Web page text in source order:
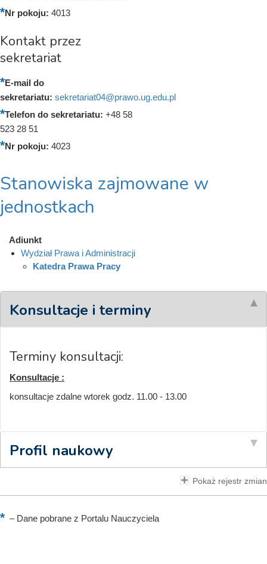
Nr pokoju: 4013
Kontakt przez
sekretariat
E-mail do
sekretariatu: sekretariat04@prawo.ug.edu.pl
Telefon do sekretariatu: +48 58
523 28 51
Nr pokoju: 4023
Stanowiska zajmowane w
jednostkach
Adiunkt
Wydział Prawa i Administracji
Katedra Prawa Pracy
Konsultacje i terminy
Terminy konsultacji:
Konsultacje :
konsultacje zdalne wtorek godz. 11.00 - 13.00
Profil naukowy
Pokaż rejestr zmian
–Dane pobrane z Portalu Nauczyciela